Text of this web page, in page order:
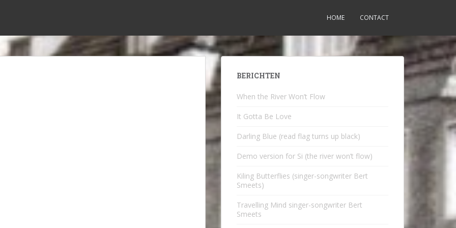
HOME CONTACT
BERICHTEN
When the River Won’t Flow
It Gotta Be Love
Darling Blue (read flag turns up black)
Demo version for Si (the river won’t flow)
Kiling Butterflies (singer-songwriter Bert
Smeets)
Travelling Mind singer-songwriter Bert
Smeets